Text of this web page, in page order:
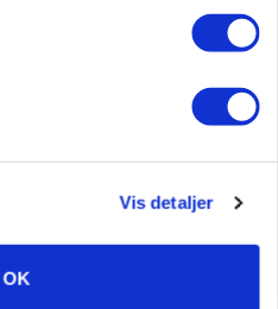
Vis detaljer
OK